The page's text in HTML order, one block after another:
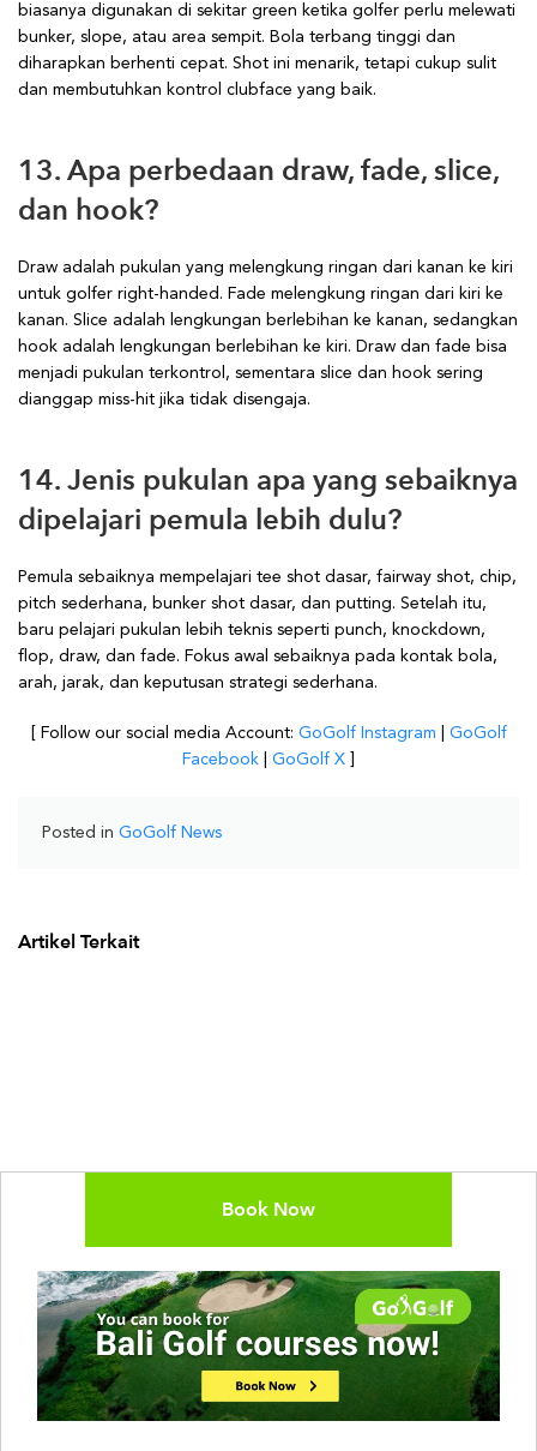
biasanya digunakan di sekitar green ketika golfer perlu melewati
bunker, slope, atau area sempit. Bola terbang tinggi dan
diharapkan berhenti cepat. Shot ini menarik, tetapi cukup sulit
dan membutuhkan kontrol clubface yang baik.
13. Apa perbedaan draw, fade, slice,
dan hook?
Draw adalah pukulan yang melengkung ringan dari kanan ke kiri
untuk golfer right-handed. Fade melengkung ringan dari kiri ke
kanan. Slice adalah lengkungan berlebihan ke kanan, sedangkan
hook adalah lengkungan berlebihan ke kiri. Draw dan fade bisa
menjadi pukulan terkontrol, sementara slice dan hook sering
dianggap miss-hit jika tidak disengaja.
14. Jenis pukulan apa yang sebaiknya
dipelajari pemula lebih dulu?
Pemula sebaiknya mempelajari tee shot dasar, fairway shot, chip,
pitch sederhana, bunker shot dasar, dan putting. Setelah itu,
baru pelajari pukulan lebih teknis seperti punch, knockdown,
flop, draw, dan fade. Fokus awal sebaiknya pada kontak bola,
arah, jarak, dan keputusan strategi sederhana.
[ Follow our social media Account: GoGolf Instagram
GoGolf
Facebook
GoGolf X
Posted in GoGolf News
Artikel Terkait
Book Now